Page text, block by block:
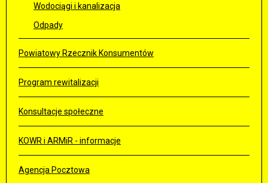
Wodociągi i kanalizacja
Odpady
Powiatowy Rzecznik Konsumentów
Program rewitalizacji
Konsultacje społeczne
KOWR i ARMiR - informacje
Agencja Pocztowa